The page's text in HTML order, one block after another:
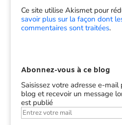
Ce site utilise Akismet pour
savoir plus sur la façon dont
commentaires sont traitées.
Abonnez-vous à ce blog
Saisissez votre adresse e-
blog et recevoir un message
est publié
Entrez
votre